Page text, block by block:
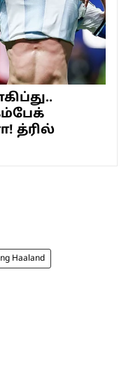
த்ரில்
Haaland